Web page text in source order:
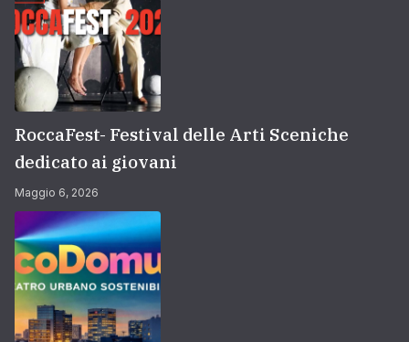
RoccaFest- Festival delle Arti Sceniche
dedicato ai giovani
Maggio 6, 2026